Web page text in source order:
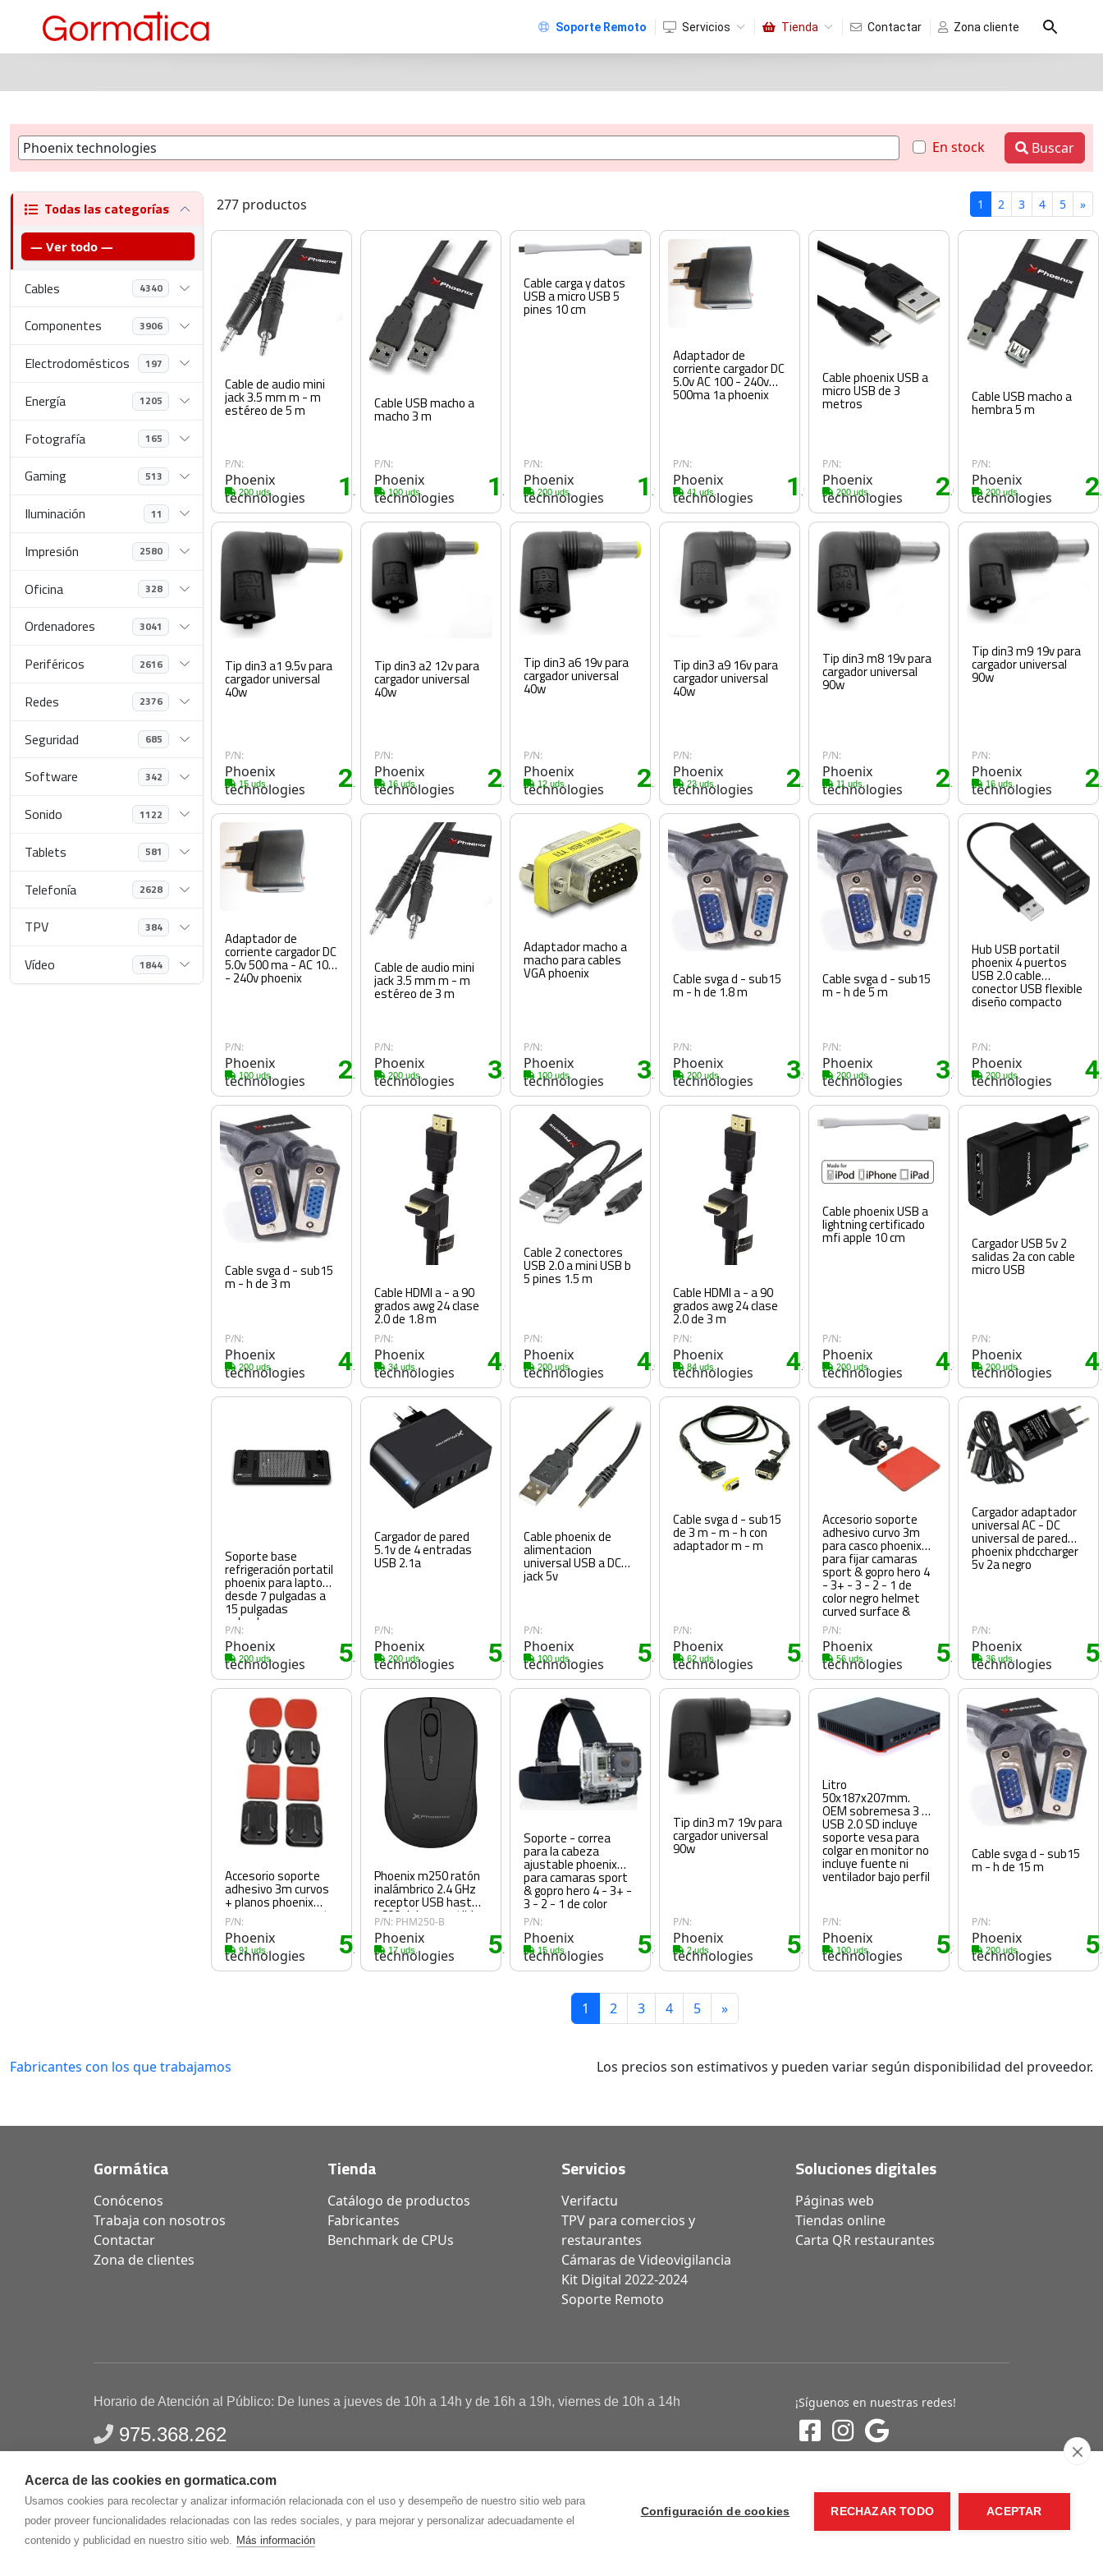
Acerca de las cookies en gormatica.com
Usamos cookies para recolectar y analizar información relacionada con el uso y desempeño de nuestro sitio web para
poder proveer funcionalidades relacionadas con las redes sociales, y para mejorar y personalizar adecuadamente el
contenido y publicidad en nuestro sitio web. Más información
Configuración de cookies RECHAZAR TODO ACEPTAR
Soporte Remoto Servicios Tienda Contactar Zona cliente
En stock Buscar
Todas las categorías
— Ver todo —
Cables 4340
Componentes 3906
Electrodomésticos 197
Energía 1205
Fotografía 165
Gaming 513
Iluminación 11
Impresión 2580
Oficina 328
Ordenadores 3041
Periféricos 2616
Redes 2376
Seguridad 685
Software 342
Sonido 1122
Tablets 581
Telefonía 2628
TPV 384
Vídeo 1844
277 productos 1 2 3 4 5 »
Cable de audio mini
jack 3.5 mm m - m
estéreo de 5 m
P/N:
Phoenix
technologies
200 uds. 1.20€
Cable USB macho a
macho 3 m
P/N:
Phoenix
technologies
100 uds. 1.40€
Cable carga y datos
USB a micro USB 5
pines 10 cm
P/N:
Phoenix
technologies
200 uds. 1.95€
Adaptador de
corriente cargador DC
5.0v AC 100 - 240v
500ma 1a phoenix
P/N:
Phoenix
technologies
41 uds. 1.95€
Cable phoenix USB a
micro USB de 3
metros
P/N:
Phoenix
technologies
200 uds. 2.05€
Cable USB macho a
hembra 5 m
P/N:
Phoenix
technologies
200 uds. 2
Tip din3 a1 9.5v para
cargador universal
40w
P/N:
Phoenix
technologies
15 uds. 2.20€
Tip din3 a2 12v para
cargador universal
40w
P/N:
Phoenix
technologies
16 uds. 2.20€
Tip din3 a6 19v para
cargador universal
40w
P/N:
Phoenix
technologies
12 uds. 2.20€
Tip din3 a9 16v para
cargador universal
40w
P/N:
Phoenix
technologies
23 uds. 2.20€
Tip din3 m8 19v para
cargador universal
90w
P/N:
Phoenix
technologies
11 uds. 2.20€
Tip din3 m9 19v para
cargador universal
90w
P/N:
Phoenix
technologies
16 uds. 2
Adaptador de
corriente cargador DC
5.0v 500 ma - AC 100
- 240v phoenix
P/N:
Phoenix
technologies
100 uds. 2.20€
Cable de audio mini
jack 3.5 mm m - m
estéreo de 3 m
P/N:
Phoenix
technologies
200 uds. 3.25€
Adaptador macho a
macho para cables
VGA phoenix
P/N:
Phoenix
technologies
100 uds. 3.25€
Cable svga d - sub15
m - h de 1.8 m
P/N:
Phoenix
technologies
200 uds. 3.65€
Cable svga d - sub15
m - h de 5 m
P/N:
Phoenix
technologies
200 uds. 3.85€
Hub USB portatil
phoenix 4 puertos
USB 2.0 cable
conector USB flexible
diseño compacto
P/N:
Phoenix
technologies
200 uds. 4
Cable svga d - sub15
m - h de 3 m
P/N:
Phoenix
technologies
200 uds. 4.10€
Cable HDMI a - a 90
grados awg 24 clase
2.0 de 1.8 m
P/N:
Phoenix
technologies
34 uds. 4.60€
Cable 2 conectores
USB 2.0 a mini USB b
5 pines 1.5 m
P/N:
Phoenix
technologies
200 uds. 4.60€
Cable HDMI a - a 90
grados awg 24 clase
2.0 de 3 m
P/N:
Phoenix
technologies
84 uds. 4.80€
Cable phoenix USB a
lightning certificado
mfi apple 10 cm
P/N:
Phoenix
technologies
200 uds. 4.85€
Cargador USB 5v 2
salidas 2a con cable
micro USB
P/N:
Phoenix
technologies
200 uds. 4
Soporte base
refrigeración portatil
phoenix para laptop
desde 7 pulgadas a
15 pulgadas
pulgadas
P/N:
Phoenix
technologies
200 uds. 5.20€
Cargador de pared
5.1v de 4 entradas
USB 2.1a
P/N:
Phoenix
technologies
200 uds. 5.20€
Cable phoenix de
alimentacion
universal USB a DC
jack 5v
P/N:
Phoenix
technologies
100 uds. 5.30€
Cable svga d - sub15
de 3 m - m - h con
adaptador m - m
P/N:
Phoenix
technologies
62 uds. 5.40€
Accesorio soporte
adhesivo curvo 3m
para casco phoenix
para fijar camaras
sport & gopro hero 4
- 3+ - 3 - 2 - 1 de
color negro helmet
curved surface &
mount
P/N:
Phoenix
technologies
56 uds. 5.40€
Cargador adaptador
universal AC - DC
universal de pared
phoenix phdccharger
5v 2a negro
P/N:
Phoenix
technologies
36 uds. 5
Accesorio soporte
adhesivo 3m curvos
+ planos phoenix
para camaras sport
& gopro hero 4 - 3+ -
3 - 2 - 1 flat and
curved adhesive
mounts
P/N:
Phoenix
technologies
91 uds. 5.55€
Phoenix m250 ratón
inalámbrico 2.4 GHz
receptor USB hasta
1600 dpi compatible
con pc mac portátil
color negro
P/N: PHM250-B
Phoenix
technologies
17 uds. 5.70€
Soporte - correa
para la cabeza
ajustable phoenix
para camaras sport
& gopro hero 4 - 3+ -
3 - 2 - 1 de color
negro con
antideslizante
elastic adjustable
head strap
P/N:
Phoenix
technologies
15 uds. 5.80€
Tip din3 m7 19v para
cargador universal
90w
P/N:
Phoenix
technologies
2 uds. 5.80€
Litro
50x187x207mm.
OEM sobremesa 3 x
USB 2.0 SD incluye
soporte vesa para
colgar en monitor no
incluye fuente ni
ventilador bajo perfil
P/N:
Phoenix
technologies
100 uds. 5.80€
Cable svga d - sub15
m - h de 15 m
P/N:
Phoenix
technologies
200 uds. 5
1 2 3 4 5 »
Fabricantes con los que trabajamos Los precios son estimativos y pueden variar según disponibilidad del proveedor.
Gormática
Conócenos
Trabaja con nosotros
Contactar
Zona de clientes
Tienda
Catálogo de productos
Fabricantes
Benchmark de CPUs
Servicios
Verifactu
TPV para comercios y
restaurantes
Cámaras de Videovigilancia
Kit Digital 2022-2024
Soporte Remoto
Soluciones digitales
Páginas web
Tiendas online
Carta QR restaurantes
Horario de Atención al Público: De lunes a jueves de 10h a 14h y de 16h a 19h, viernes de 10h a 14h
975.368.262
Gormaz Informática S.L.C/ Soria, 2 - El Burgo de Osma (Soria)
¡Síguenos en nuestras redes!